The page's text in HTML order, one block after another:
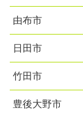
由布市
日田市
竹田市
豊後大野市